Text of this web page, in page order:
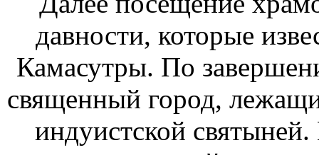
давности, которые
Камасутры. По
священный город,
индуистской